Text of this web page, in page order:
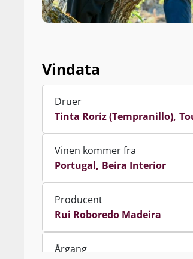
Vindata
Druer
Tinta Roriz (Tempranillo)
Vinen kommer fra
Portugal Beira Interior
Producent
Rui Roboredo Madeira
Årgang